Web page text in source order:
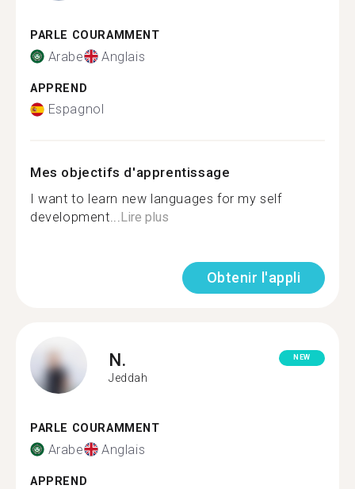
PARLE COURAMMENT
Arabe Anglais
APPREND
Espagnol
Mes objectifs d'apprentissage
I want to learn new languages for my self
development...Lire plus
Obtenir l'appli
N.
Jeddah
NEW
PARLE COURAMMENT
Arabe Anglais
APPREND